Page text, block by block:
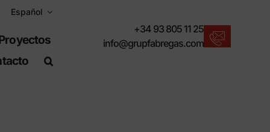
Español
+34 93 805 11 25
info@grupfabregas.com